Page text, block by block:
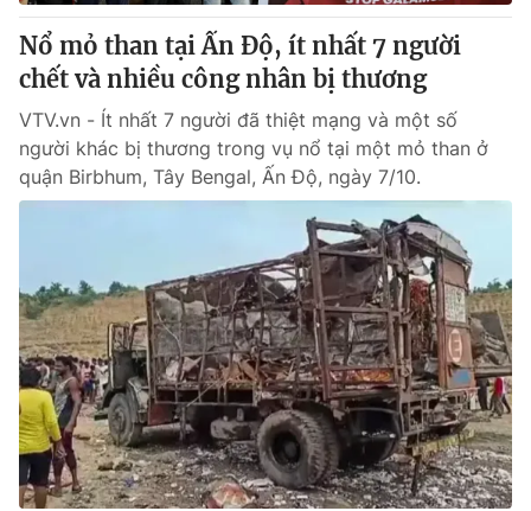
Nổ mỏ than tại Ấn Độ, ít nhất 7 người
chết và nhiều công nhân bị thương
VTV.vn - Ít nhất 7 người đã thiệt mạng và một số
người khác bị thương trong vụ nổ tại một mỏ than ở
quận Birbhum, Tây Bengal, Ấn Độ, ngày 7/10.